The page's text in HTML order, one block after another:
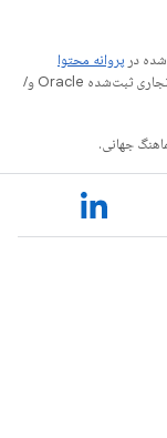
در پروانه محتوا
هستند. جاوا و OpenJDK علامت‌های تجاری یا علامت‌های تجاری ثبت‌شده Oracle و/